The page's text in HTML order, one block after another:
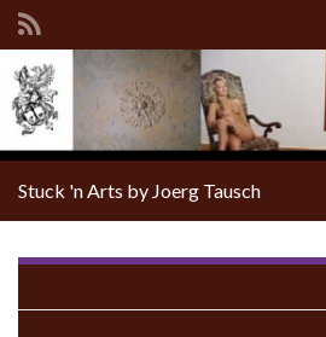
Stuck 'n Arts by Joerg Tausch